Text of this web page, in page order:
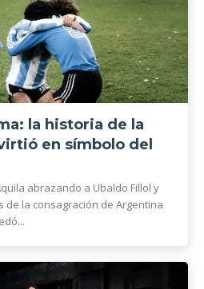
la historia de la
en símbolo del
abrazando a Ubaldo Fillol y
de la consagración de Argentina